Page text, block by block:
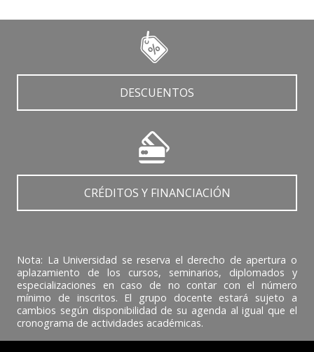
DESCUENTOS
CRÉDITOS Y FINANCIACIÓN
Nota: La Universidad se reserva el derecho de apertura o
aplazamiento de los cursos, seminarios, diplomados y
especializaciones en caso de no contar con el número
mínimo de inscritos. El grupo docente estará sujeto a
cambios según disponibilidad de su agenda al igual que el
cronograma de actividades académicas.